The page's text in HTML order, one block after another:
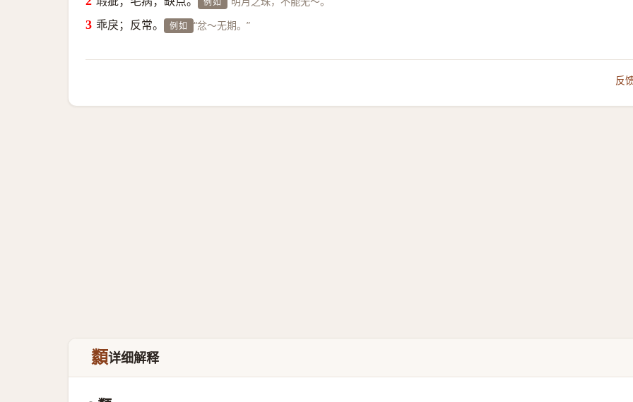
乖戾；反常。 例如 “忿～无期。”
反
纇详细解释